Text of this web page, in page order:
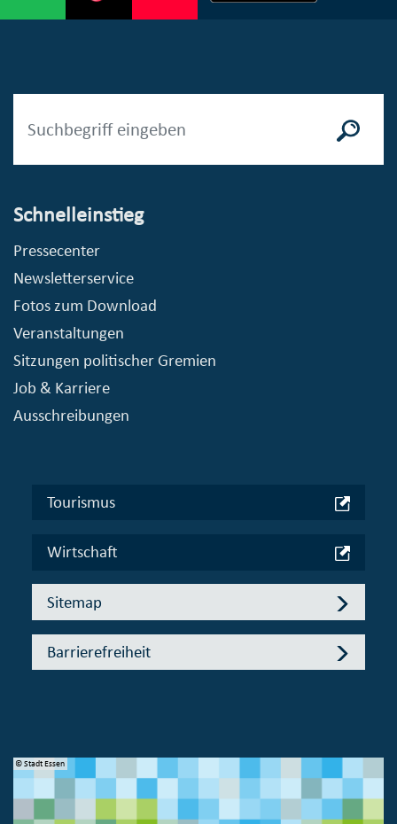
Schnelleinstieg
Pressecenter
Newsletterservice
Fotos zum Download
Veranstaltungen
Sitzungen politischer Gremien
Job & Karriere
Ausschreibungen
Tourismus
Wirtschaft
Sitemap
Barrierefreiheit
© Stadt Essen